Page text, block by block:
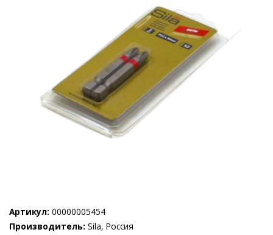
Артикул: 00000005454
Производитель: Sila, Россия